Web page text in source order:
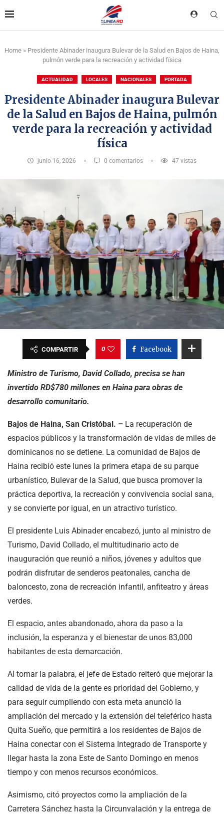
Home » Presidente Abinader inaugura Bulevar de la Salud en Bajos de Haina,
pulmón verde para la recreación y actividad física
ACTUALIDAD LOCALES NACIONALES PORTADA
Presidente Abinader inaugura Bulevar
de la Salud en Bajos de Haina, pulmón
verde para la recreación y actividad
física
junio 16, 2026 0 comentarios 47 vistas
COMPARTIR 0 Facebook
Ministro de Turismo, David Collado, precisa se han
invertido RD$780 millones en Haina para obras de
desarrollo comunitario.
Bajos de Haina, San Cristóbal. – La recuperación de
espacios públicos y la transformación de vidas de miles de
dominicanos no se detiene. La comunidad de Bajos de
Haina recibió este lunes la primera etapa de su parque
urbanístico, Bulevar de la Salud, que busca promover la
práctica deportiva, la recreación y convivencia social sana,
y se convierte por igual, en un atractivo turístico.
El presidente Luis Abinader encabezó, junto al ministro de
Turismo, David Collado, el multitudinario acto de
inauguración que reunió a niños, jóvenes y adultos que
podrán disfrutar de senderos peatonales, cancha de
baloncesto, zona de recreación infantil, anfiteatro y áreas
verdes.
El espacio, antes abandonado, ahora da paso a la
inclusión, la esperanza y el bienestar de unos 83,000
habitantes de esta demarcación.
Al tomar la palabra, el jefe de Estado reiteró que mejorar la
calidad de vida de la gente es prioridad del Gobierno, y
para seguir cumpliendo con esta meta anunció la
ampliación del mercado y la extensión del teleférico hasta
Quita Sueño, que permitirá a los residentes de Bajos de
Haina conectar con el Sistema Integrado de Transporte y
llegar hasta la zona Este de Santo Domingo en menos
tiempo y con menos recursos económicos.
Asimismo, citó proyectos como la ampliación de la
Carretera Sánchez hasta la Circunvalación y la entrega de